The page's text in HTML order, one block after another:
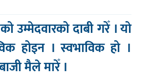
उम्मेदवारको दाबी गरेँ । यो
होइन । स्वभाविक हो ।
मैले मारेँ ।